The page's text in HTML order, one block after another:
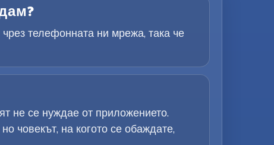
телефонната ни мрежа, така че
не се нуждае от приложението.
човекът, на когото се обаждате,